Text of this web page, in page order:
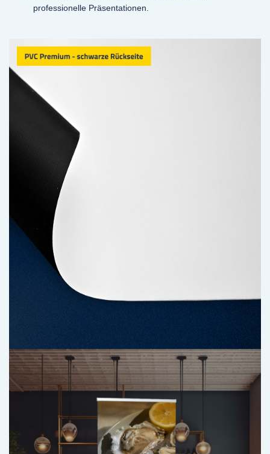
professionelle Präsentationen.